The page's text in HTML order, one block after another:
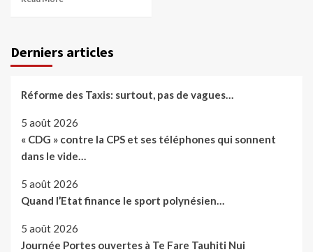
Derniers articles
Réforme des Taxis: surtout, pas de vagues…
5 août 2026
« CDG » contre la CPS et ses téléphones qui sonnent
dans le vide…
5 août 2026
Quand l’Etat finance le sport polynésien…
5 août 2026
Journée Portes ouvertes à Te Fare Tauhiti Nui